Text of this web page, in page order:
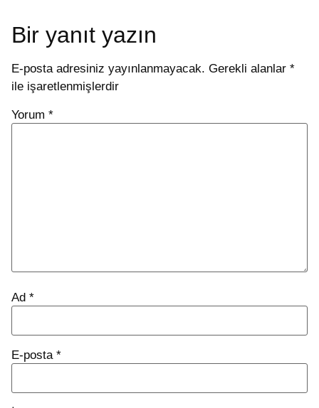
Bir yanıt yazın
E-posta adresiniz yayınlanmayacak. Gerekli alanlar *
ile işaretlenmişlerdir
Yorum *
Ad *
E-posta *